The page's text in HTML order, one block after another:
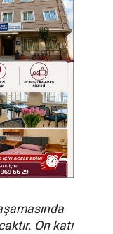
On katı